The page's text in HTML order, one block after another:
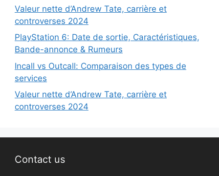
Valeur nette d’Andrew Tate, carrière et
controverses 2024
PlayStation 6: Date de sortie, Caractéristiques,
Bande-annonce & Rumeurs
Incall vs Outcall: Comparaison des types de
services
Valeur nette d’Andrew Tate, carrière et
controverses 2024
Contact us